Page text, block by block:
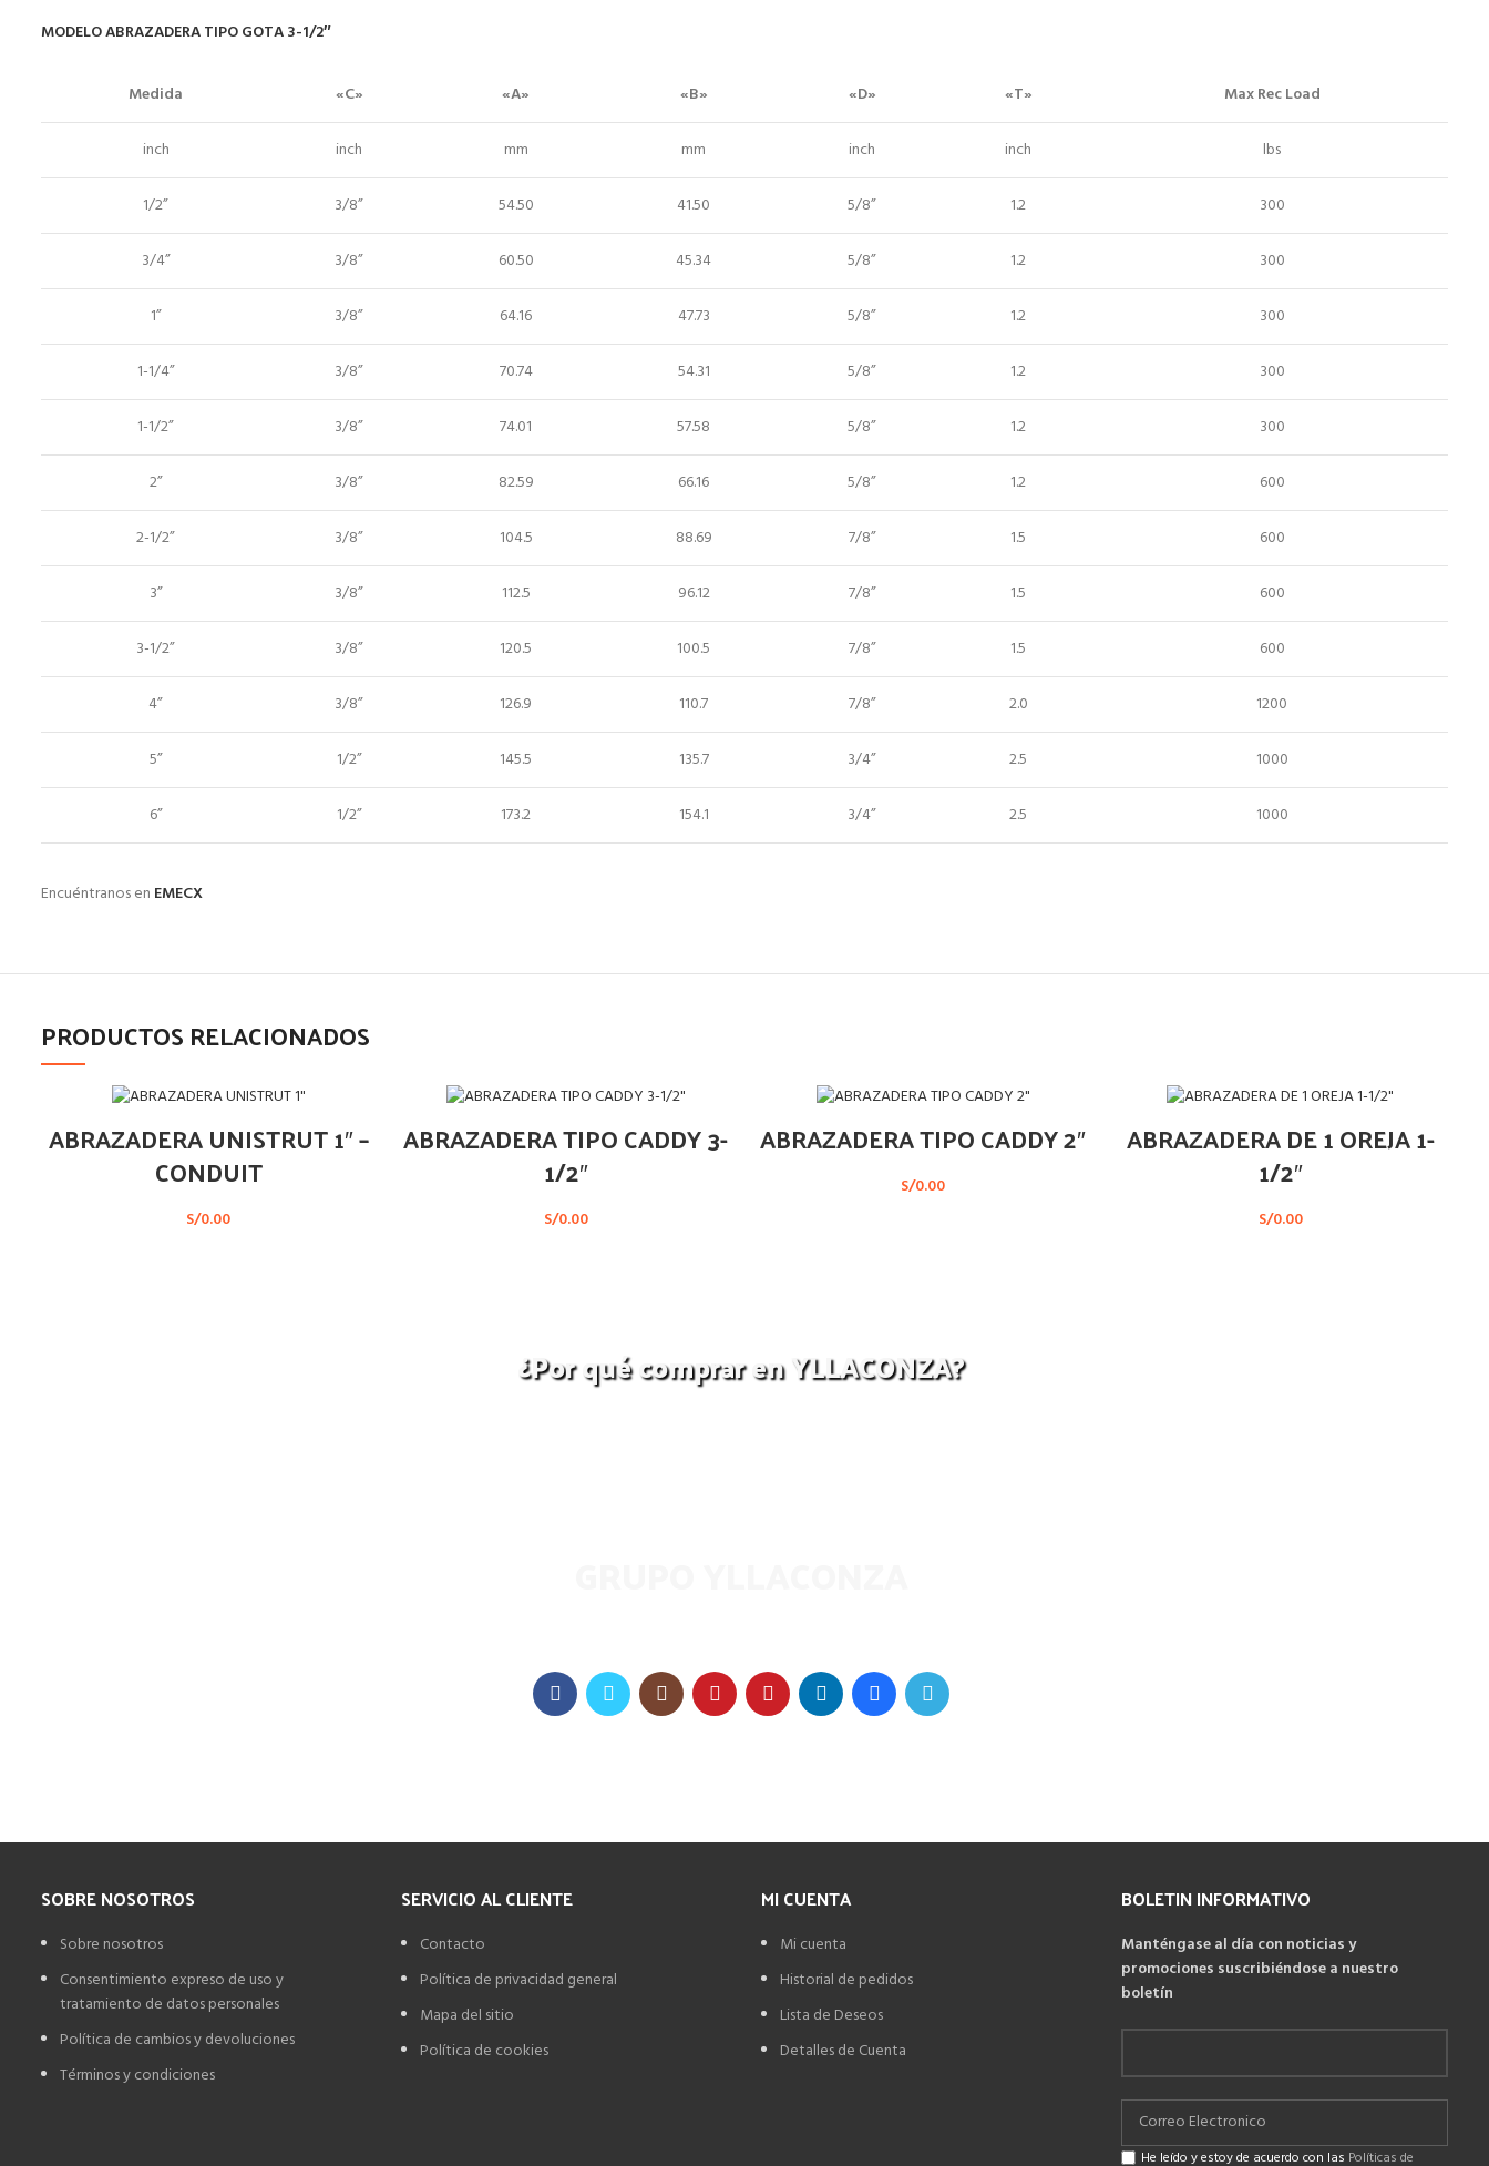
MODELO ABRAZADERA TIPO GOTA 3-1/2″
Medida «C» «A» «B» «D» «T» Max Rec Load
inch inch mm mm inch inch lbs
1/2” 3/8” 54.50 41.50 5/8” 1.2 300
3/4” 3/8” 60.50 45.34 5/8” 1.2 300
1” 3/8” 64.16 47.73 5/8” 1.2 300
1-1/4” 3/8” 70.74 54.31 5/8” 1.2 300
1-1/2” 3/8” 74.01 57.58 5/8” 1.2 300
2” 3/8” 82.59 66.16 5/8” 1.2 600
2-1/2” 3/8” 104.5 88.69 7/8” 1.5 600
3” 3/8” 112.5 96.12 7/8” 1.5 600
3-1/2” 3/8” 120.5 100.5 7/8” 1.5 600
4” 3/8” 126.9 110.7 7/8” 2.0 1200
5” 1/2” 145.5 135.7 3/4” 2.5 1000
6” 1/2” 173.2 154.1 3/4” 2.5 1000
Encuéntranos en EMECX
PRODUCTOS RELACIONADOS
ABRAZADERA UNISTRUT 1″ –
CONDUIT
S/0.00
ABRAZADERA TIPO CADDY 3-
1/2″
S/0.00
ABRAZADERA TIPO CADDY 2″
S/0.00
ABRAZADERA DE 1 OREJA 1-
1/2″
S/0.00
¿Por qué comprar en YLLACONZA?
SOBRE NOSOTROS
Sobre nosotros
Consentimiento expreso de uso y
tratamiento de datos personales
Política de cambios y devoluciones
Términos y condiciones
SERVICIO AL CLIENTE
Contacto
Política de privacidad general
Mapa del sitio
Política de cookies
MI CUENTA
Mi cuenta
Historial de pedidos
Lista de Deseos
Detalles de Cuenta
BOLETIN INFORMATIVO
Manténgase al día con noticias y
promociones suscribiéndose a nuestro
boletín
He leído y estoy de acuerdo con las Políticas de